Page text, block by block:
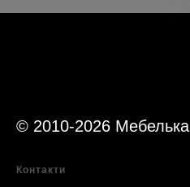
© 2010-2026 Мебелька
Контакти